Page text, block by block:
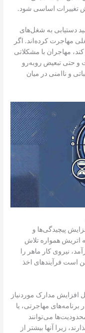
تغییرات اساسی شود.
دستیابی به شغل‌های
مهاجرت کرده‌اند. اگر
مهاجران با مشکلاتی
حتی تبعیض روبه‌رو
و ناامنی در میان
پیچیدگی‌ها و
اتریش همواره تلاش
نیروی کار ماهر را
است فرآیندهای اخذ
افزایش مدارک موردنیاز
مهاجرتی، یا
می‌توانند
زیرا آنها بیشتر از